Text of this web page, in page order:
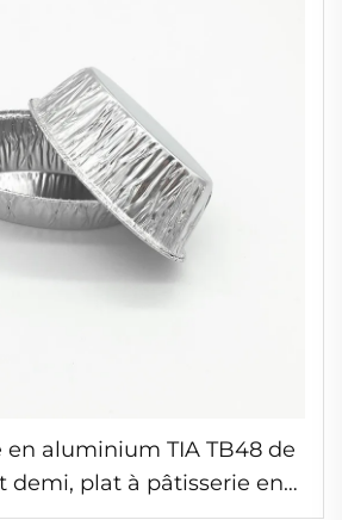
en aluminium TIA TB48 de
demi, plat à pâtisserie en